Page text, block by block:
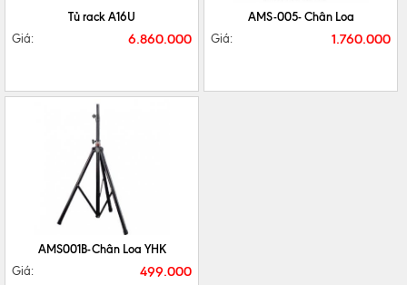
Tủ rack A16U
Giá: 6.860.000
AMS-005- Chân Loa
Giá: 1.760.000
CHI TIẾT MUA NGAY
AMS001B-Chân Loa YHK
Giá: 499.000